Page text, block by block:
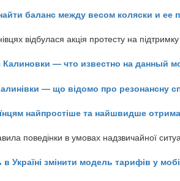
баланс между весом коляски и ее
відбулася акція протесту на
— что известно на данный
— що відомо про резонансну
найпростіше та найшвидше
поведінки в умовах надзвичайної
Україні змінити модель тарифів у